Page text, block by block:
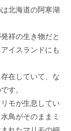
北海道の阿寒湖
祥の生き物だと
イスランドにも
在していて、な
す。
モが生息してい
鳥がそのままミ